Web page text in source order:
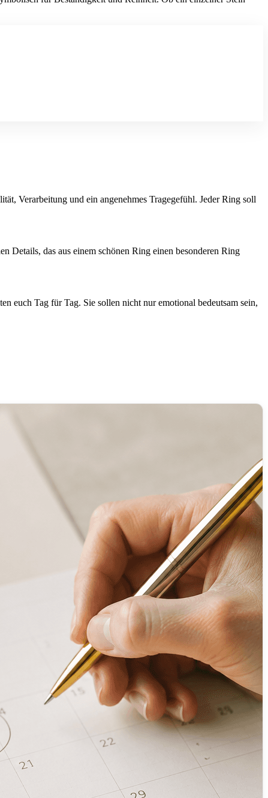
Verarbeitung und ein angenehmes Tragegefühl. Jeder Ring soll
Details, das aus einem schönen Ring einen besonderen Ring
euch Tag für Tag. Sie sollen nicht nur emotional bedeutsam sein,